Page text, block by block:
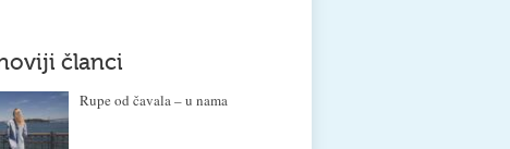
članci
Rupe od čavala – u nama